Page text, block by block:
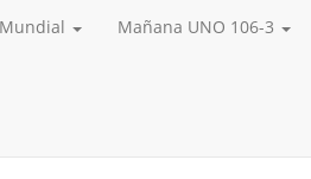
Mañana UNO 106-3